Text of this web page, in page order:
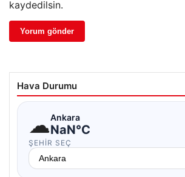
kaydedilsin.
Hava Durumu
☁Ankara
NaN°C
ŞEHIR SEÇ